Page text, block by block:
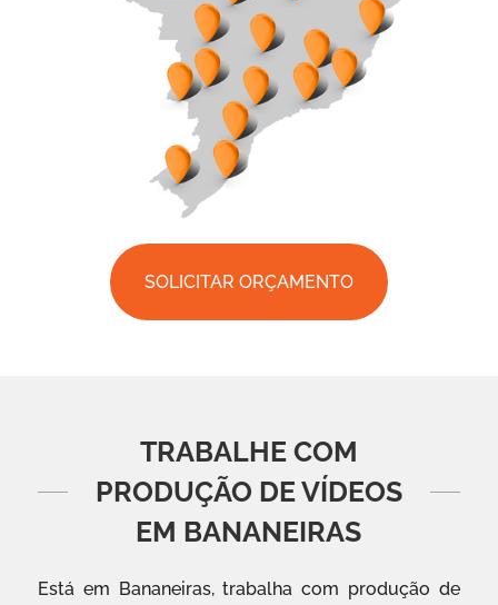
SOLICITAR ORÇAMENTO
TRABALHE COM
PRODUÇÃO DE VÍDEOS
EM BANANEIRAS
Está em Bananeiras, trabalha com produção de